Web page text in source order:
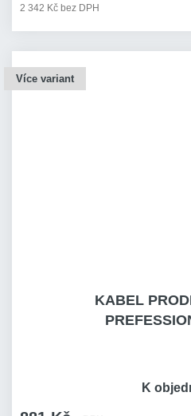
2 342 Kč bez DPH
Více variant
KABEL
K